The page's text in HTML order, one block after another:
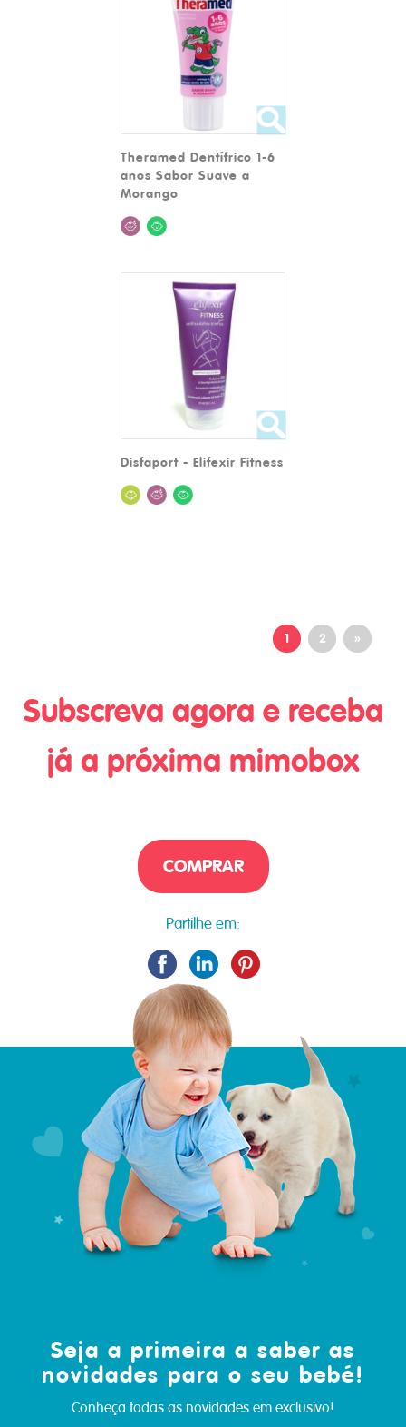
Theramed Dentífrico 1-6
anos Sabor Suave a
Morango
Disfaport - Elifexir Fitness
1 2 »
Subscreva agora e receba
já a próxima mimobox
COMPRAR
Partilhe em:
Seja a primeira a saber as
novidades para o seu bebé!
Conheça todas as novidades em exclusivo!